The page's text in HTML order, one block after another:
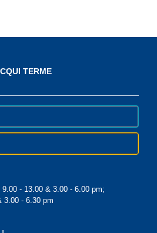
TERME
- 13.00 & 3.00 - 6.00 pm;
3.00 - 6.30 pm